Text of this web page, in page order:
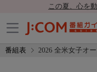
この夏、心を
番組表 2026 全米女子オ